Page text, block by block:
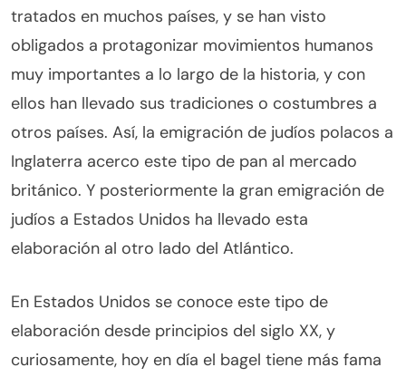
tratados en muchos países, y se han visto
obligados a protagonizar movimientos humanos
muy importantes a lo largo de la historia, y con
ellos han llevado sus tradiciones o costumbres a
otros países. Así, la emigración de judíos polacos a
Inglaterra acerco este tipo de pan al mercado
británico. Y posteriormente la gran emigración de
judíos a Estados Unidos ha llevado esta
elaboración al otro lado del Atlántico.
En Estados Unidos se conoce este tipo de
elaboración desde principios del siglo XX, y
curiosamente, hoy en día el bagel tiene más fama